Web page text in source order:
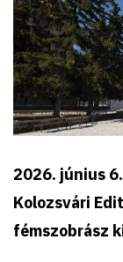
2026. június
Kolozsvári
fémszobrász